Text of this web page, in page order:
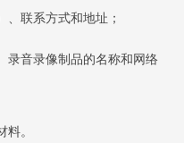
、联系方式和地址；
录音录像制品的名称和网络
。